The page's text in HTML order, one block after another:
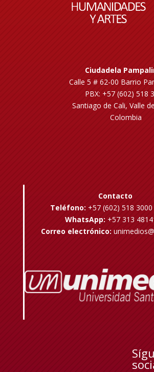
Ciudadela
Calle 5 # 62-00 Barrio
PBX: +57 (602) 518
Santiago de Cali, Valle
Colombia
Contacto
Teléfono: +57 (602) 518
WhatsApp: +57 313
Correo electrónico: